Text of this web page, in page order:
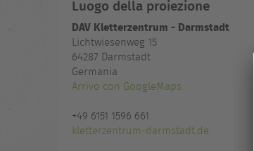
Luogo della proiezione
DAV Kletterzentrum - Darmstadt
Lichtwiesenweg 15
64287 Darmstadt
Germania
Arrivo con GoogleMaps
+49 6151 1596 661
kletterzentrum-darmstadt.de